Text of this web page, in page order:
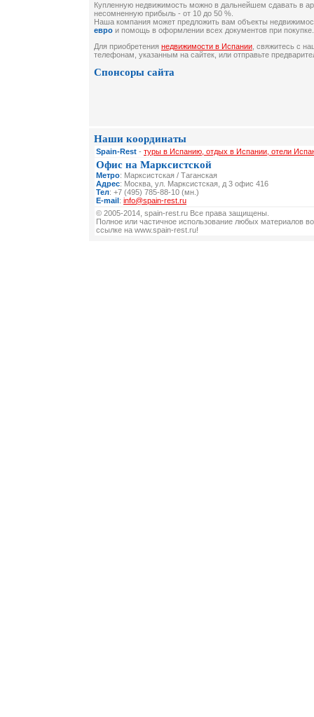
Купленную недвижимость можно в дальнейшем сдавать в
несомненную прибыль - от 10 до 50 %.
Наша компания может предложить вам объекты
евро и помощь в оформлении всех документов при покупке.
Для приобретения недвижимости в Испании, свяжитесь с
телефонам, указанным на сайтек, или отправьте
Спонсоры сайта
Наши координаты
Spain-Rest - туры в Испанию, отдых в Испании, отели
Офис на Марксистской
Метро: Марксистская / Таганская
Адрес: Москва, ул. Марксистская, д 3 офис 416
Тел: +7 (495) 785-88-10 (мн.)
E-mail: info@spain-rest.ru
© 2005-2014, spain-rest.ru Все права защищены.
Полное или частичное использование любых материалов
ссылке на www.spain-rest.ru!